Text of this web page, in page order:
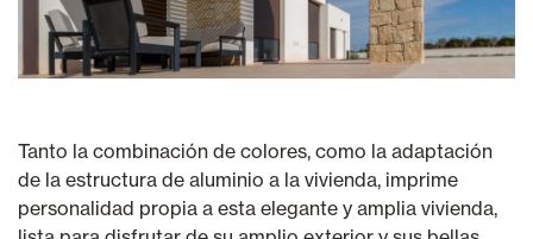
Tanto la combinación de colores, como la adaptación
de la estructura de aluminio a la vivienda, imprime
personalidad propia a esta elegante y amplia vivienda,